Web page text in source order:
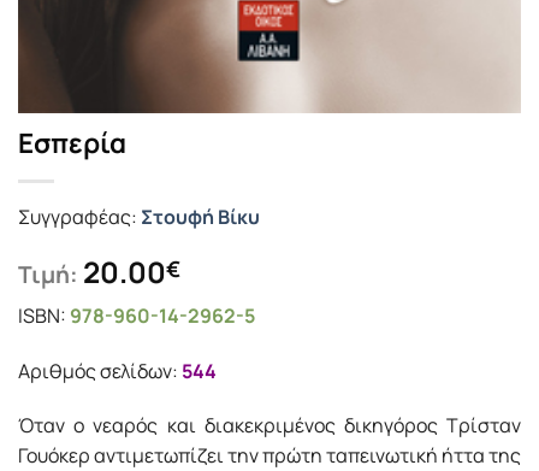
Εσπερία
Συγγραφέας: Στουφή Βίκυ
Τιμή: 20.00€
ISBN: 978-960-14-2962-5
Αριθμός σελίδων: 544
Όταν ο νεαρός και διακεκριμένος δικηγόρος Τρίσταν
Γουόκερ αντιμετωπίζει την πρώτη ταπεινωτική ήττα της